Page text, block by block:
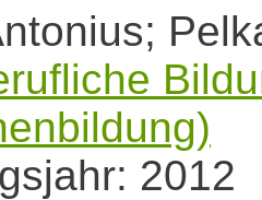
2012